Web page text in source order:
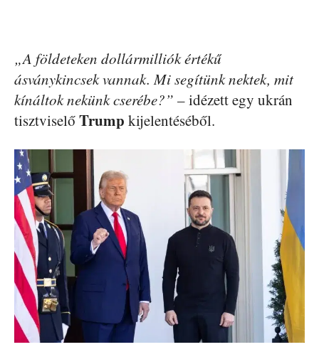
„A földeteken dollármilliók értékű
ásványkincsek vannak. Mi segítünk nektek, mit
kínáltok nekünk cserébe?” – idézett egy ukrán
tisztviselőTrump kijelentéséből.